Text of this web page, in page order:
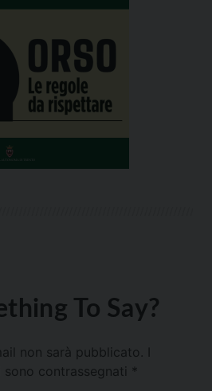
To Say?
non sarà pubblicato.
contrassegnati *